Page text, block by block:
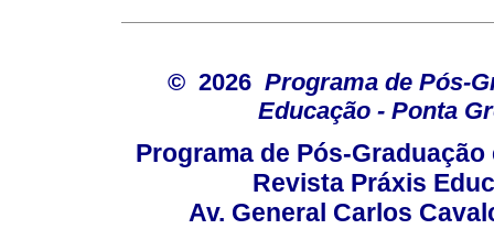
© 2026 Programa de Pós-
Educação - Ponta
Programa de Pós-Graduação
Revista Práxis
Av. General Carlos